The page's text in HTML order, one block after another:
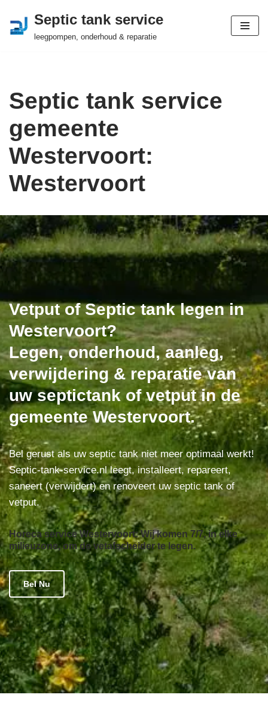
Ga
Septic tank service
leegpompen, onderhoud & reparatie
Septic tank service
gemeente
Westervoort:
Westervoort
Vetput of Septic tank legen in
Westervoort?
Legen, onderhoud, aanleg,
verwijdering & reparatie van
uw septictank of vetput in de
gemeente Westervoort.
Bel gerust als uw septic tank niet meer optimaal werkt!
Septic-tank-service.nl leegt, installeert, repareert,
saneert (verwijdert) en renoveert uw septic tank of
vetput.
Horeca service Westervoort: Wij komen 7/7, in elke
milieuzone, om de vetafscheider te legen.
Bel Nu